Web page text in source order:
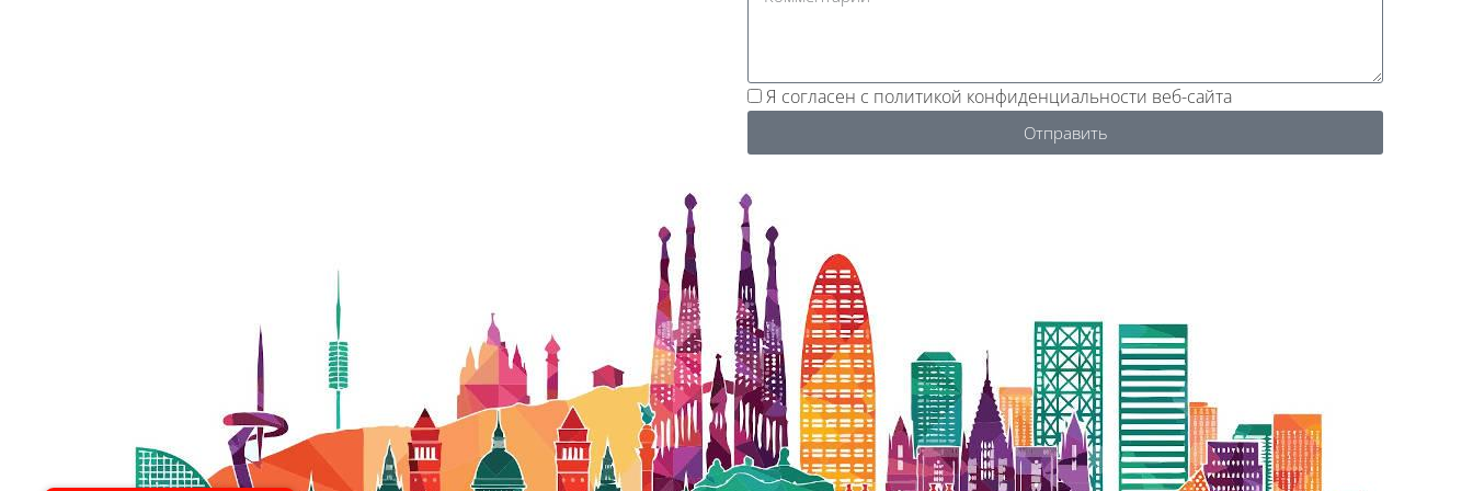
Я согласен с политикой конфиденциальности веб-сайта
Отправить